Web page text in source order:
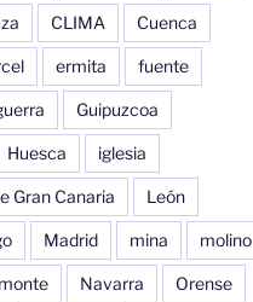
CLIMA Cuenca
ermita fuente
Guipuzcoa
Huesca iglesia
Gran Canaria León
Madrid mina molino
monte Navarra Orense